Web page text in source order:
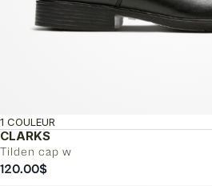
CLARKS
Tilden cap w
1 COULEUR
120.00$